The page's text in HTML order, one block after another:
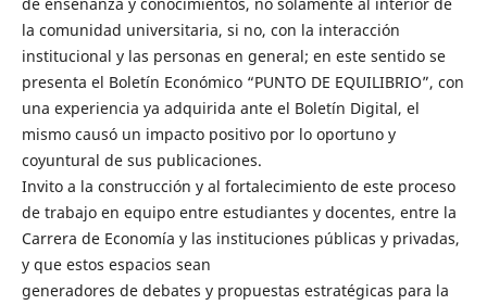
la comunidad universitaria, si no, con la interacción
institucional y las personas en general; en este sentido se
presenta el Boletín Económico “PUNTO DE EQUILIBRIO”, con
una experiencia ya adquirida ante el Boletín Digital, el
mismo causó un impacto positivo por lo oportuno y
coyuntural de sus publicaciones.
Invito a la construcción y al fortalecimiento de este proceso
de trabajo en equipo entre estudiantes y docentes, entre la
Carrera de Economía y las instituciones públicas y privadas,
y que estos espacios sean
generadores de debates y propuestas estratégicas para la